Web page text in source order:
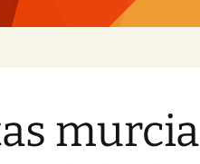
murcia